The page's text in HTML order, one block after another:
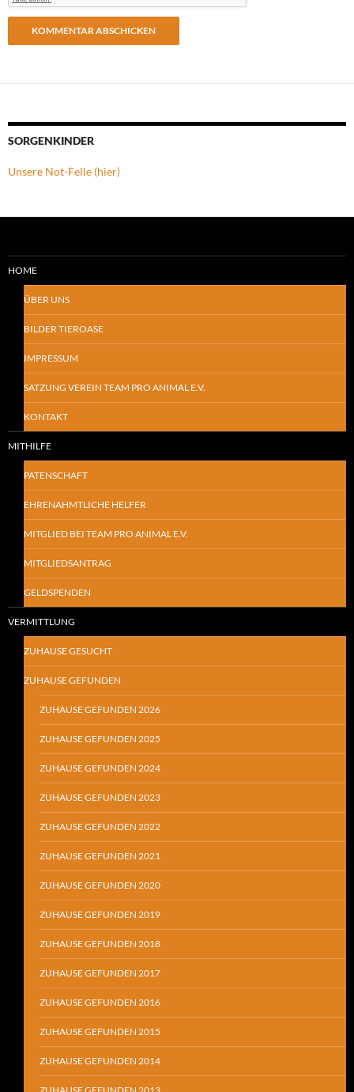
SORGENKINDER
Unsere Not-Felle (hier)
HOME
ÜBER UNS
BILDER TIEROASE
IMPRESSUM
SATZUNG VEREIN TEAM PRO ANIMAL E.V.
KONTAKT
MITHILFE
PATENSCHAFT
EHRENAHMTLICHE HELFER
MITGLIED BEI TEAM PRO ANIMAL E.V.
MITGLIEDSANTRAG
GELDSPENDEN
VERMITTLUNG
ZUHAUSE GESUCHT
ZUHAUSE GEFUNDEN
ZUHAUSE GEFUNDEN 2026
ZUHAUSE GEFUNDEN 2025
ZUHAUSE GEFUNDEN 2024
ZUHAUSE GEFUNDEN 2023
ZUHAUSE GEFUNDEN 2022
ZUHAUSE GEFUNDEN 2021
ZUHAUSE GEFUNDEN 2020
ZUHAUSE GEFUNDEN 2019
ZUHAUSE GEFUNDEN 2018
ZUHAUSE GEFUNDEN 2017
ZUHAUSE GEFUNDEN 2016
ZUHAUSE GEFUNDEN 2015
ZUHAUSE GEFUNDEN 2014